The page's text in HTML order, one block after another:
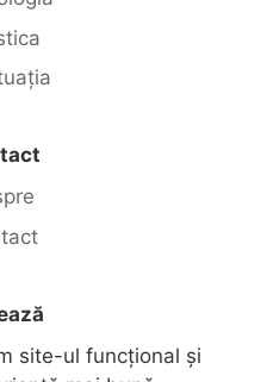
site-ul funcțional și